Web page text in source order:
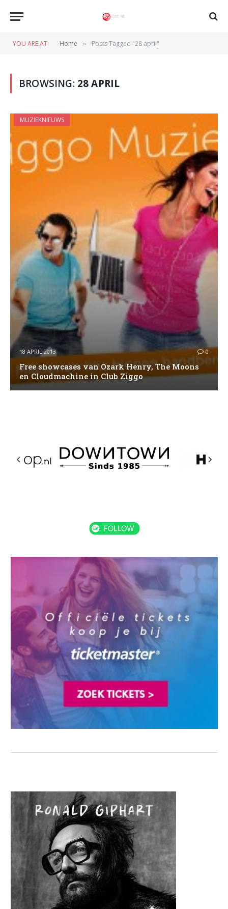
YOU ARE AT: Home » Posts Tagged "28 april"
BROWSING: 28 APRIL
MUZIEKNIEUWS
18 APRIL 2013 0
Free showcases van Ozark Henry, The Moons
en Cloudmachine in Club Ziggo